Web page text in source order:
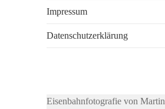
Impressum
Datenschutzerklärung
Eisenbahnfotografie von Martin